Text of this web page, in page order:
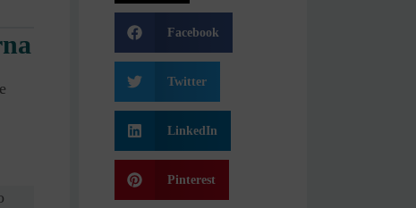
Facebook
Twitter
LinkedIn
Pinterest